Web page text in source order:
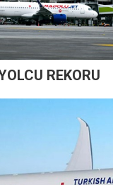
REKORU